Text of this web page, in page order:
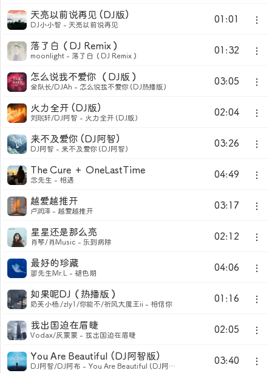
01:01
天亮以前说再见 (DJ版)
DJ小小智 - 天亮以前说再见
01:32
落了白（DJ Remix）
moonlight - 落了白（DJ Remix）
03:05
怎么说我不爱你 （DJ版）
金队长/DJAh - 怎么说我不爱你 (DJ热播版)
02:04
火力全开 (DJ版)
刘珉轩/DJ阿智 - 火力全开 (DJ版)
03:26
来不及爱你 (DJ阿智)
DJ阿智 - 来不及爱你 (DJ阿智)
04:49
The Cure ＋ OneLastTime
念先生 - 相遇
03:17
越爱越推开
卢润泽 - 越爱越推开
02:12
星星还是那么亮
肖琴/肖Music - 乐到病除
04:06
最好的珍藏
廖先生Mr.L - 褪色期
01:16
如果呢DJ（热播版）
奶芙小杨./zly1/你能不/祈风大魔王ii - 相信你
02:05
我出国迫在眉睫
Vodax/灰蒙蒙 - 我出国迫在眉睫
03:40
You Are Beautiful (DJ阿智版)
DJ阿智/DJ阿布 - You Are Beautiful (DJ阿智版)